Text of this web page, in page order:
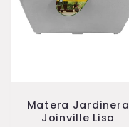
Matera Jardinera
Joinville Lisa